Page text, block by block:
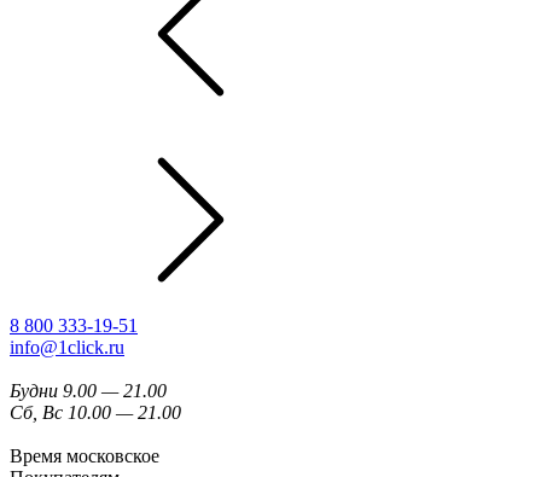
8 800 333-19-51
info@1click.ru
Будни 9.00 — 21.00
Сб, Вс 10.00 — 21.00
Время московское